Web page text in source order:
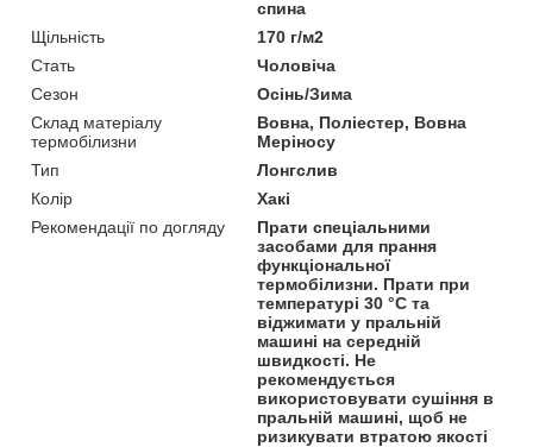
спина
Щільність
170 г/м2
Стать
Чоловіча
Сезон
Осінь/Зима
Склад матеріалу
термобілизни
Вовна, Поліестер, Вовна
Меріносу
Тип
Лонгслив
Колір
Хакі
Рекомендації по догляду
Прати спеціальними
засобами для прання
функціональної
термобілизни. Прати при
температурі 30 °C та
віджимати у пральній
машині на середній
швидкості. Не
рекомендується
використовувати сушіння в
пральній машині, щоб не
ризикувати втратою якості